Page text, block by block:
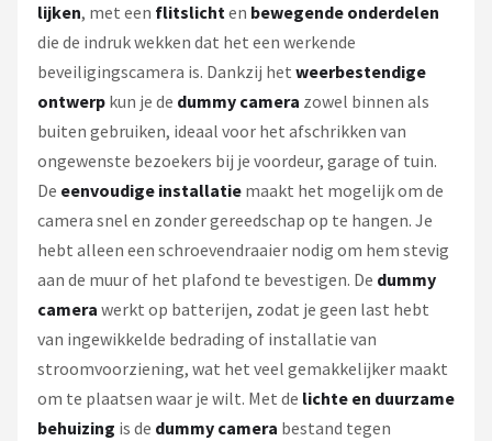
lijken, met een flitslichten bewegende onderdelen
die de indruk wekken dat het een werkende
beveiligingscamera is. Dankzij het weerbestendige
ontwerp kun je de dummy camera zowel binnen als
buiten gebruiken, ideaal voor het afschrikken van
ongewenste bezoekers bij je voordeur, garage of tuin.
De eenvoudige installatie maakt het mogelijk om de
camera snel en zonder gereedschap op te hangen. Je
hebt alleen een schroevendraaier nodig om hem stevig
aan de muur of het plafond te bevestigen. De dummy
camera werkt op batterijen, zodat je geen last hebt
van ingewikkelde bedrading of installatie van
stroomvoorziening, wat het veel gemakkelijker maakt
om te plaatsen waar je wilt. Met de lichte en duurzame
behuizing is de dummy camera bestand tegen